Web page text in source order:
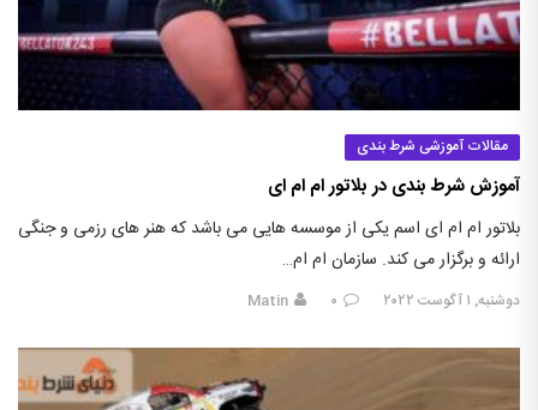
مقالات آموزشی شرط بندی
آموزش شرط بندی در بلاتور ام ام ای
بلاتور ام ام ای اسم یکی از موسسه هایی می باشد که هنر های رزمی و جنگی
ارائه و برگزار می کند. سازمان ام ام…
دوشنبه, ۱ آگوست ۲۰۲۲ ۰ Matin